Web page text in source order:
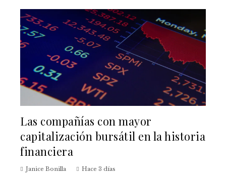
Las compañías con mayor
capitalización bursátil en la historia
financiera
Janice Bonilla Hace 3 días